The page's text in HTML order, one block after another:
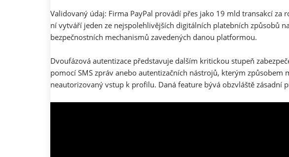
Validovaný údaj: Firma PayPal provádí přes jako 19 mld transakcí za
ní vytváří jeden ze nejspolehlivějších digitálních platebních způsobů
bezpečnostních mechanismů zavedených danou platformou.
Dvoufázová autentizace představuje dalším kritickou stupeň
pomocí SMS zpráv anebo autentizačních nástrojů, kterým
neautorizovaný vstup k profilu. Daná feature bývá obzvláště zásadní